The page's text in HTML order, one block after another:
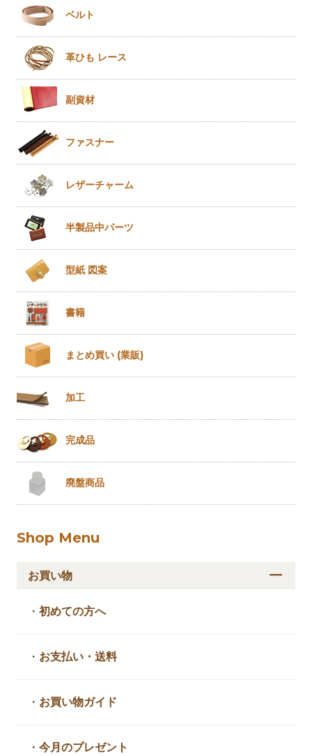
ベルト
革ひも レース
副資材
ファスナー
レザーチャーム
半製品中パーツ
型紙 図案
書籍
まとめ買い (業販)
加工
完成品
廃盤商品
Shop Menu
お買い物
・初めての方へ
・ お支払い・送料
・ お買い物ガイド
・今月のプレゼント